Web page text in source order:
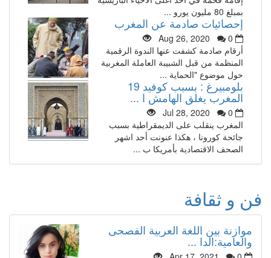
بمبلغ 80 مليون يورو ...
إحصائيات صادمة عن المغرب
Aug 26, 2020
0
أرقام صادمة كشفت عنها الندوة الرقمية
المنظمة من قبل الشبيبة العاملة المغربية
حول موضوع "الحماية ...
بلومبيرغ : بسبب كوفيد 19
المغرب يغلق الهامش ا ...
Jul 28, 2020
0
المغرب ينقلب على الديمقراطية بسبب
جائحة كورونا ، هكذا عنونت أحد اشهر
الصحف الاقتصادية بأمريكا ب ...
فن و ثقافة
موازنة بين اللغة العربية الفصحى
والعامية:الدا ...